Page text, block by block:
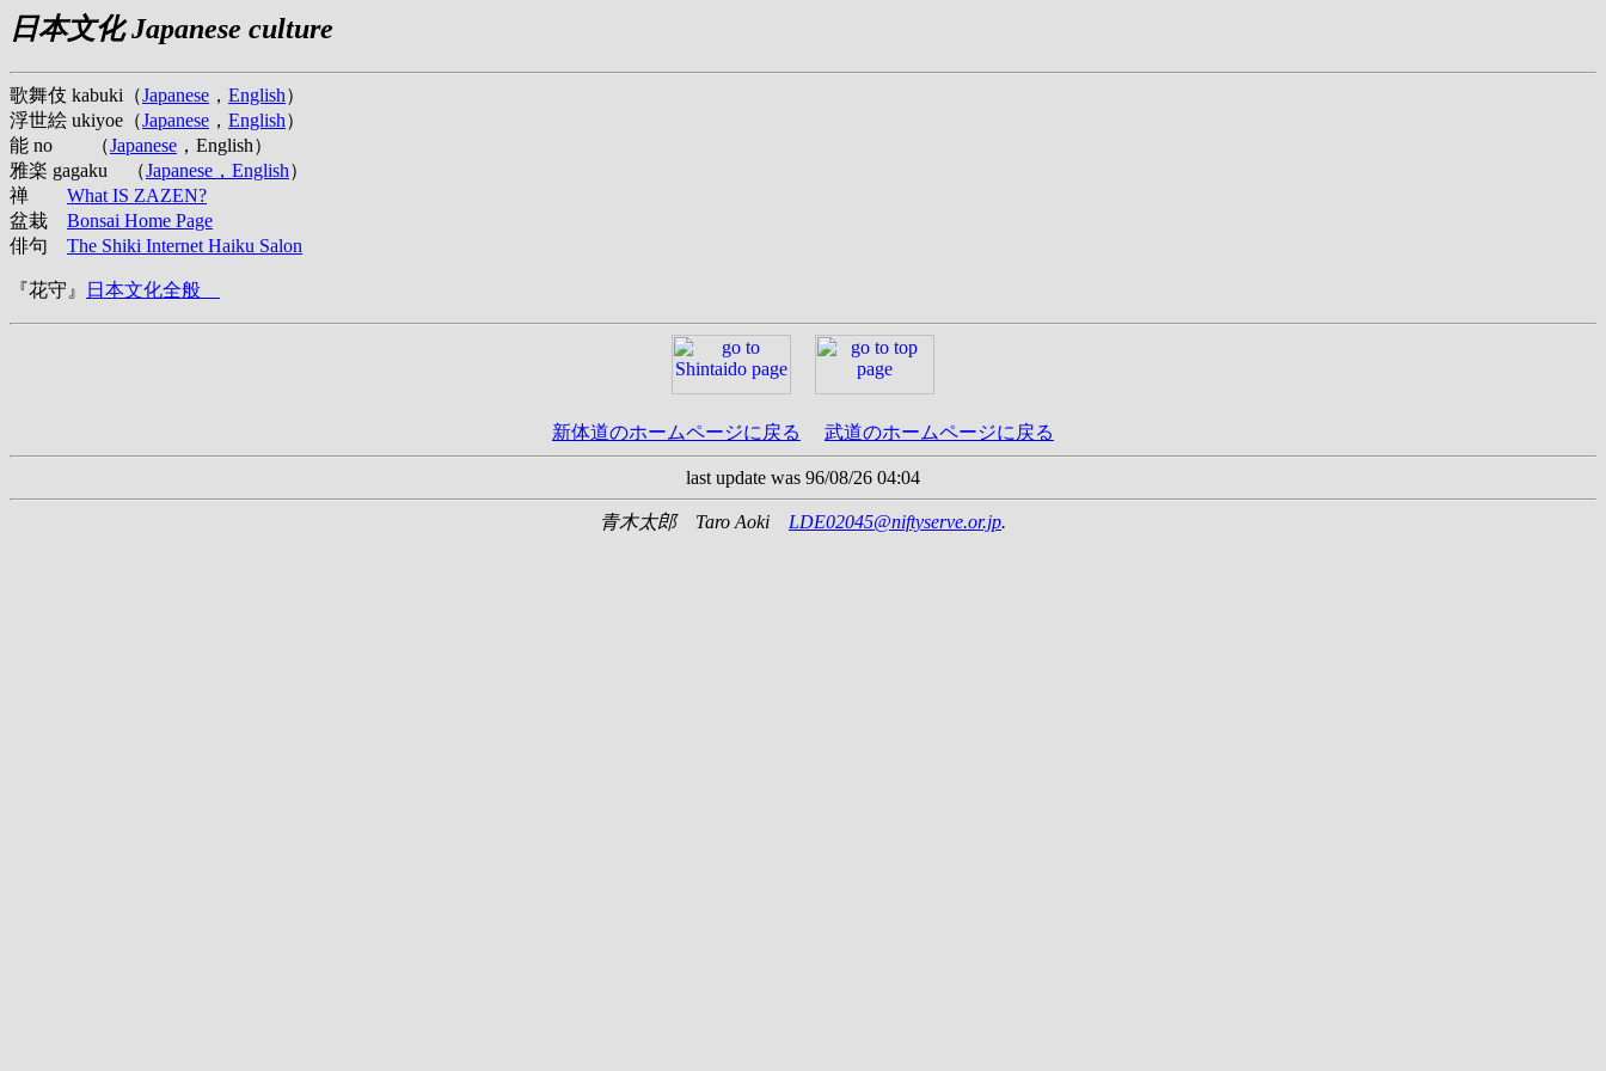
日本文化 Japanese culture
歌舞伎 kabuki（Japanese ， English）
浮世絵 ukiyoe（Japanese ， English）
能 no （Japanese ，English）
雅楽 gagaku （Japanese，English）
禅 What IS ZAZEN?
盆栽 Bonsai Home Page
俳句 The Shiki Internet Haiku Salon
『花守』 日本文化全般
新体道のホームページに戻る 武道のホームページに戻る
last update was 96/08/26 04:04
青木太郎 Taro Aoki LDE02045@niftyserve.or.jp.